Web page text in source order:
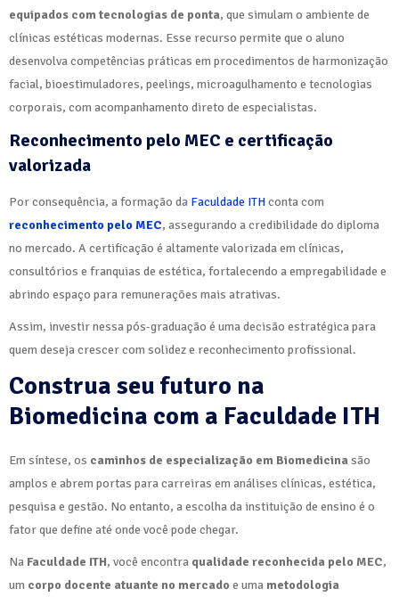
equipados com tecnologias de ponta, que simulam o ambiente de
clínicas estéticas modernas. Esse recurso permite que o aluno
desenvolva competências práticas em procedimentos de harmonização
facial, bioestimuladores, peelings, microagulhamento e tecnologias
corporais, com acompanhamento direto de especialistas.
Reconhecimento pelo MEC e certificação
valorizada
Por consequência, a formação da Faculdade ITHconta com
reconhecimento pelo MEC, assegurando a credibilidade do diploma
no mercado. A certificação é altamente valorizada em clínicas,
consultórios e franquias de estética, fortalecendo a empregabilidade e
abrindo espaço para remunerações mais atrativas.
Assim, investir nessa pós-graduação é uma decisão estratégica para
quem deseja crescer com solidez e reconhecimento profissional.
Construa seu futuro na
Biomedicina com a Faculdade ITH
Em síntese, os caminhos de especialização em Biomedicina são
amplos e abrem portas para carreiras em análises clínicas, estética,
pesquisa e gestão. No entanto, a escolha da instituição de ensino é o
fator que define até onde você pode chegar.
Na Faculdade ITH, você encontra qualidade reconhecida pelo MEC,
um corpo docente atuante no mercado e uma metodologia